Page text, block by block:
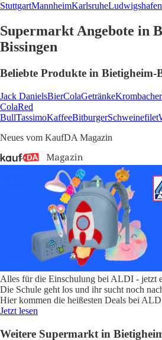
StuttgartMannheimKarlsruheLudwigshafen
Supermarkt Angebote in
Bissingen
Beliebte Produkte in Bietigheim-
Jack DanielsBierColaGetränkeKrombacher
ColaRed
BullTassimoKaffeeBitburgerSchweinefilet
Neues vom KaufDA Magazin
Alles für die Einschulung bei ALDI - jetzt
Die Schule geht los und ihr sucht noch
Hier kommen die heißesten Deals bei
Jetzt lesen
Weitere Supermarkt in